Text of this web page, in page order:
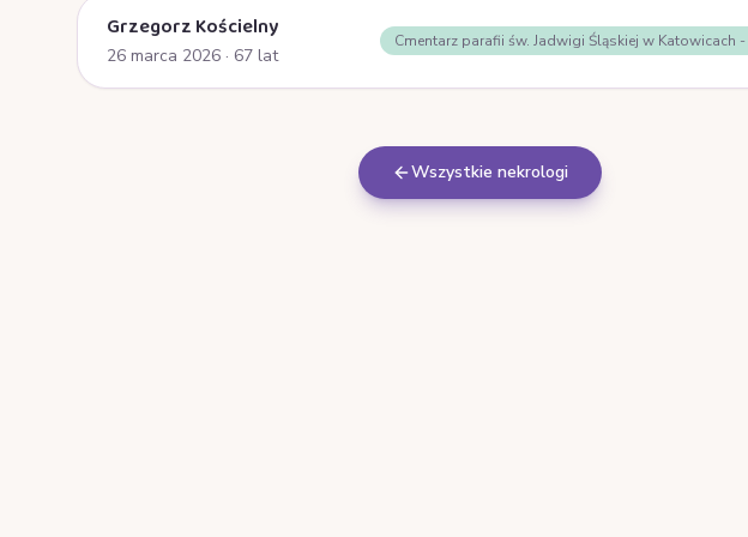
Grzegorz Kościelny
26 marca 2026 · 67 lat
Cmentarz parafii św. Jadwigi Śląskiej w Katowicach
Wszystkie nekrologi